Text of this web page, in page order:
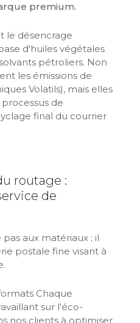
premium.
le désencrage
d'huiles végétales
pétroliers. Non
les émissions de
Volatils), mais elles
de
final du courrier
routage :
de
aux matériaux ; il
postale fine visant à
Chaque
sur l'éco-
nos clients à optimiser